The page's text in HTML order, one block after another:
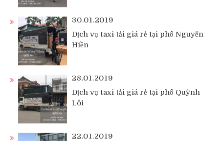
30.01.2019
Dịch vụ taxi tải giá rẻ tại phố Nguyễn
Hiền
28.01.2019
Dịch vụ taxi tải giá rẻ tại phố Quỳnh
Lôi
22.01.2019